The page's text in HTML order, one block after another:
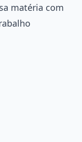
matéria com